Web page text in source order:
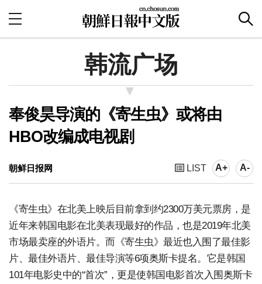
韩流广场
奉俊昊导演的《寄生虫》或将由
HBO改编成电视剧
朝鲜日报网 LIST A+ A-
《寄生虫》在北美上映后目前拿到约2300万美元票房，是
近年来韩国电影在北美表现最好的作品，也是2019年北美
市场最卖座的外语片。而《寄生虫》最近也入围了最佳影
片、最佳外语片、最佳导演等6项奥斯卡提名。它是韩国
101年电影史中的“首次”，更是使韩国电影首次入围奥斯卡